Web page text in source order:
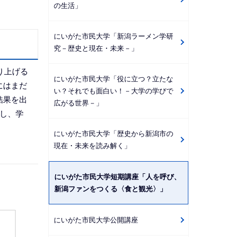
上げる
はまだ
果を出
、学
ン
こ
か
の生活」
にいがた市民大学「新潟ラーメン学研
究－歴史と現在・未来－」
にいがた市民大学「役に立つ？立たな
い？それでも面白い！－大学の学びで
広がる世界－」
にいがた市民大学「歴史から新潟市の
現在・未来を読み解く」
にいがた市民大学短期講座「人を呼び、
新潟ファンをつくる〈食と観光〉」
にいがた市民大学公開講座